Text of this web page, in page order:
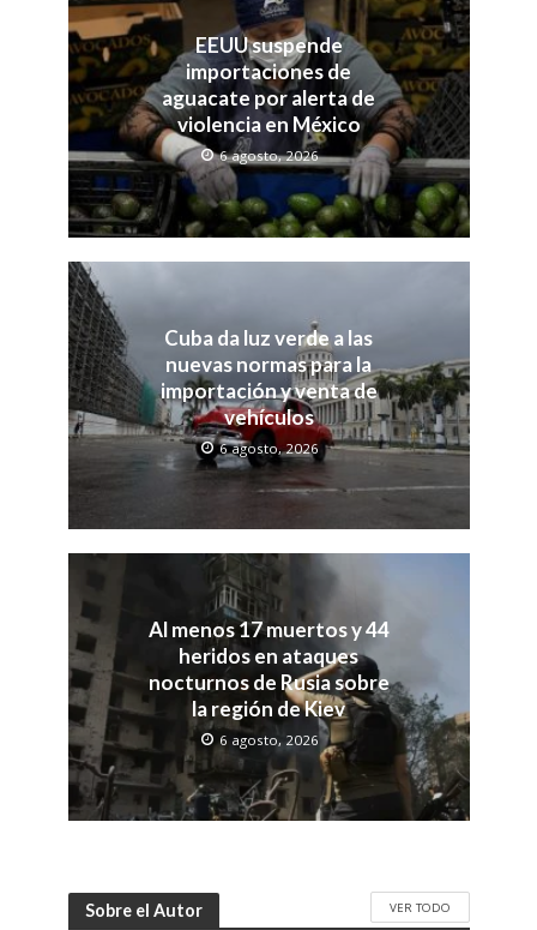
EEUU suspende
importaciones de
aguacate por alerta de
violencia en México
6 agosto, 2026
Cuba da luz verde a las
nuevas normas para la
importación y venta de
vehículos
6 agosto, 2026
Al menos 17 muertos y 44
heridos en ataques
nocturnos de Rusia sobre
la región de Kiev
6 agosto, 2026
Sobre el Autor VER TODO